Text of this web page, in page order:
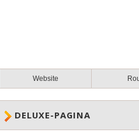
Website
DELUXE-PAGINA